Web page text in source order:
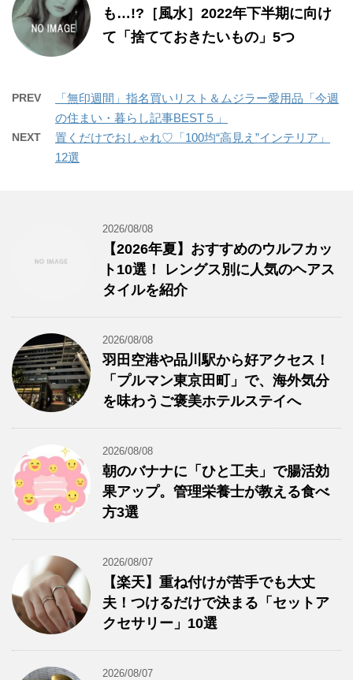
も…!?［風水］2022年下半期に向け
て「捨てておきたいもの」5つ
PREV
「無印週間」指名買いリスト＆ムジラー愛用品「今週
の住まい・暮らし記事BEST５」
NEXT
置くだけでおしゃれ♡「100均“高見え”インテリア」
12選
2026/08/08
【2026年夏】おすすめのウルフカッ
ト10選！ レングス別に人気のヘアス
タイルを紹介
2026/08/08
羽田空港や品川駅から好アクセス！
「プルマン東京田町」で、海外気分
を味わうご褒美ホテルステイへ
2026/08/08
朝のバナナに「ひと工夫」で腸活効
果アップ。管理栄養士が教える食べ
方3選
2026/08/07
【楽天】重ね付けが苦手でも大丈
夫！つけるだけで決まる「セットア
クセサリー」10選
2026/08/07